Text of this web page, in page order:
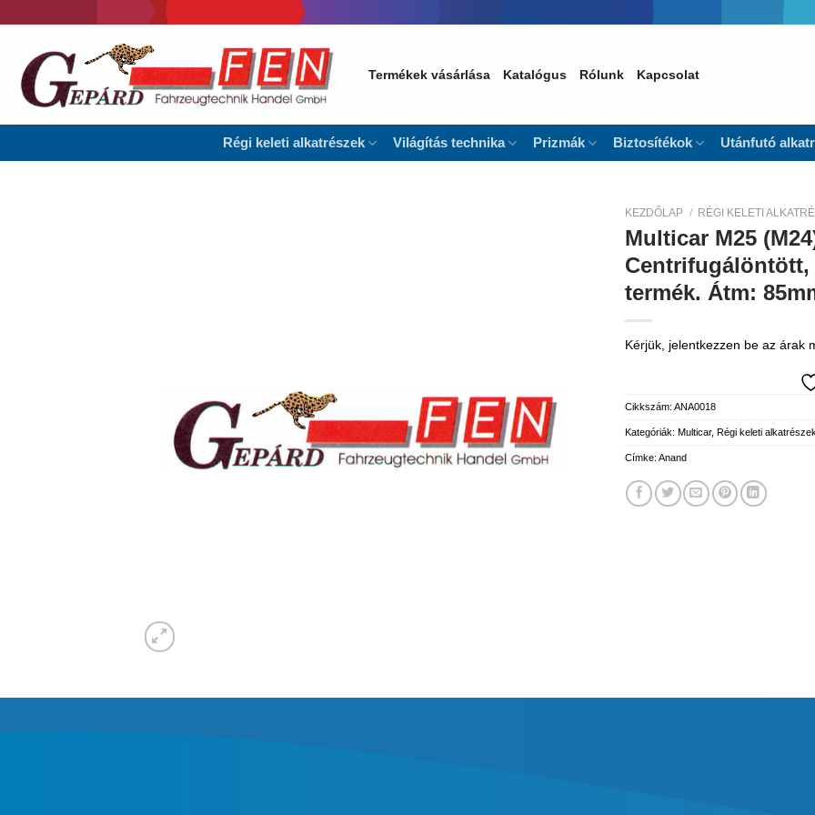
to
Termékek vásárlása
Katalógus Rólunk Kapcsolat
Régi keleti alkatrészek Világítás technika Prizmák Biztosítékok Utánfutó
KEZDŐLAP / RÉGI KELETI
Multicar M25
termék. Átm:
Kérjük, jelentkezzen be az árak
Cikkszám: ANA0018
Kategóriák: Multicar, Régi keleti
Címke: Anand